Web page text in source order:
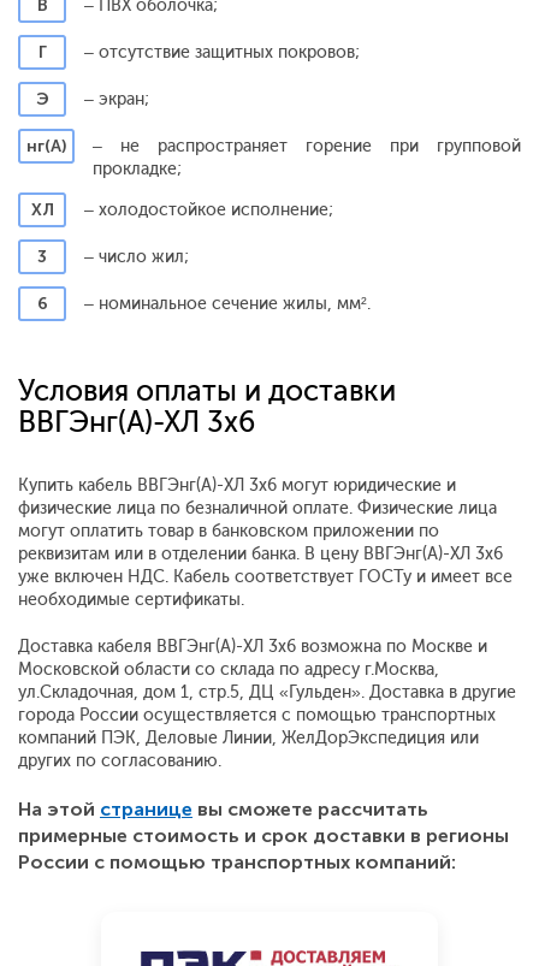
В – ПВХ оболочка;
Г – отсутствие защитных покровов;
Э – экран;
нг(А)
– не распространяет горение при групповой
прокладке;
ХЛ
– холодостойкое исполнение;
3 – число жил;
6 – номинальное сечение жилы, мм².
Условия оплаты и доставки
ВВГЭнг(А)-ХЛ 3x6
Купить кабель ВВГЭнг(А)-ХЛ 3x6 могут юридические и
физические лица по безналичной оплате. Физические лица
могут оплатить товар в банковском приложении по
реквизитам или в отделении банка. В цену ВВГЭнг(А)-ХЛ 3x6
уже включен НДС. Кабель соответствует ГОСТу и имеет все
необходимые сертификаты.
Доставка кабеля ВВГЭнг(А)-ХЛ 3x6 возможна по Москве и
Московской области со склада по адресу г.Москва,
ул.Складочная, дом 1, стр.5, ДЦ «Гульден». Доставка в другие
города России осуществляется с помощью транспортных
компаний ПЭК, Деловые Линии, ЖелДорЭкспедиция или
других по согласованию.
На этой странице вы сможете рассчитать
примерные стоимость и срок доставки в регионы
России с помощью транспортных компаний: